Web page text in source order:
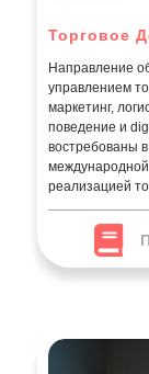
Торговое
Направление
управлением
маркетинг,
поведение и
востребованы
реализацией